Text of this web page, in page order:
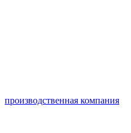
производственная компания